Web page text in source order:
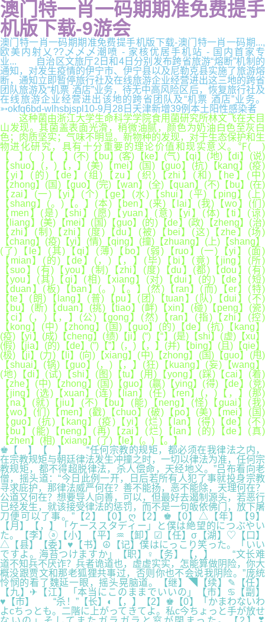
澳门特一肖一码期期准免费提手
机版下载-9游会
澳门特一肖一码期期准免费提手机版下载-澳门特一肖一码期...,
欧美内射乂??乄乄乄潮喷 - 家核优居手机站 - 国内首家专
业... 自治区文旅厅2日和4日分别发布跨省旅游“熔断”机制的
通知，对发生疫情的伊宁市、伊宁县以及尼勒克县实施了旅游熔
断，通知立即暂停旅行社及在线旅游企业经营进出这三地的跨省
团队旅游及“机票 酒店”业务，待无中高风险区后，恢复旅行社及
在线旅游企业经营进出该地的跨省团队及“机票 酒店”业务。
➳okfq6bd-wlhsbjspl10-9月28日天津新增39例本土阳性感染者
这种菌由浙江大学生命科学学院食用菌研究所林文飞在天目
山发现。其菌盖表面光滑，稍微油腻，颜色为奶油白色至灰白
色；肉质坚实；气味不明显。新物种的发现，对于生态保护和生
物进化研究，具有十分重要的理论价值和现实意义。℉( )
【 】( )【 】(不)【bu】(客)【ke】(气)【qi】(地)【di】(说)
【shuo】(，)【，】(美)【mei】(国)【guo】(抗)【kang】(疫)
【yi】(的)【de】(组)【zu】(织)【zhi】(和)【he】(中)
【zhong】(国)【guo】(完)【wan】(全)【quan】(不)【bu】(在)
【zai】(一)【yi】(个)【ge】(水)【shui】(平)【ping】(上)
【shang】(。)【。】(本)【ben】(来)【lai】(我)【wo】(们)
【men】(是)【shi】(愿)【yuan】(意)【yi】(体)【ti】(谅)
【liang】(美)【mei】(国)【guo】(的)【de】(政)【zheng】(治)
【zhi】(制)【zhi】(度)【du】(被)【bei】(这)【zhe】(场)
【chang】(疫)【yi】(情)【qing】(撞)【zhuang】(上)【shang】
(了)【le】(其)【qi】(薄)【bo】(弱)【ruo】(一)【yi】(面)
【mian】(的)【de】(，)【，】(毕)【bi】(竟)【jing】(所)
【suo】(有)【you】(制)【zhi】(度)【du】(都)【dou】(有)
【you】(其)【qi】(相)【xiang】(对)【dui】(的)【de】(短)
【duan】(板)【ban】(。)【。】(然)【ran】(而)【er】(特)
【te】(朗)【lang】(普)【pu】(团)【tuan】(队)【dui】(不)
【bu】(断)【duan】(挑)【tiao】(衅)【xin】(碰)【peng】(瓷)
【ci】(，)【，】(公)【gong】(然)【ran】(指)【zhi】(控)
【kong】(中)【zhong】(国)【guo】(的)【de】(抗)【kang】
(疫)【yi】(成)【cheng】(绩)【ji】(“)【“】(是)【shi】(虚)【xu】
(假)【jia】(的)【de】(”)【”】(，)【，】(并)【bing】(且)【qie】
(极)【ji】(力)【li】(向)【xiang】(中)【zhong】(国)【guo】(甩)
【shuai】(锅)【guo】(，)【，】(狂)【kuang】(妄)【wang】
(地)【di】(试)【shi】(图)【tu】(用)【yong】(踩)【cai】(着)
【zhe】(中)【zhong】(国)【guo】(赢)【ying】(得)【de】(竞)
【jing】(选)【xuan】(连)【lian】(任)【ren】(，)【，】(那)
【na】(就)【jiu】(不)【bu】(能)【neng】(怪)【guai】(我)
【wo】(们)【men】(戳)【chuo】(破)【po】(美)【mei】(国)
【guo】(抗)【kang】(疫)【yi】(烂)【lan】(得)【de】(不)
【bu】(能)【neng】(再)【zai】(烂)【lan】(的)【de】(真)
【zhen】(相)【xiang】(了)【le】(。)【。】
♚【 】【 】 “任何宗教的规矩，都必须在我律法之内，
在宗教规矩与朝廷律法发生冲撞之时，一切以律法为准，任何宗
教规矩，都不得超脱律法，杀人偿命，天经地义。”吕布看向老
僧，摇头道：“今日此例一开，日后若所有人犯了事就投身宗教
寻求庇护，那律法威严何在？善不能扬，恶不能除，天理何在？
公道又何在？想要导人向善，可以，但最好去遏制源头，若恶行
已经发生，就该接受律法的惩罚，而不是一句皈依佛门，放下屠
刀便可以了事。”【2】【0】ღ【2】♚【0】△【年】【9】
【月】【，】「ケーススタディー」と僕は絶望的につぶやい
た。【李】ⓐ【小】【平】♒【卸】☑【任】σ【湖】♡【口】
△【县】【委】♥【书】☮【记】僕はにっこり笑った。「いい
ですよ。海苔つけますか」【职】♀【务】【，】 “文长难
道不知兵不厌诈？兵者诡道也，虚虚实实，怎能算做阴险，你大
概没跟贾文和那老狐狸共事过，否则你也不会说我阴险。”庞统
怜悯的看了魏延一眼，摇头晃脑道。【继】◥【续】✎【任】
【九】✈【江】「本当にこのままでいいの」【市】♋【副】
♥【市】 “杀！”【长】◐【，】【2】♚【0】「かまわないわ
よcちっとも。二階に上がってきてよ。私c今ちょっと手が放せ